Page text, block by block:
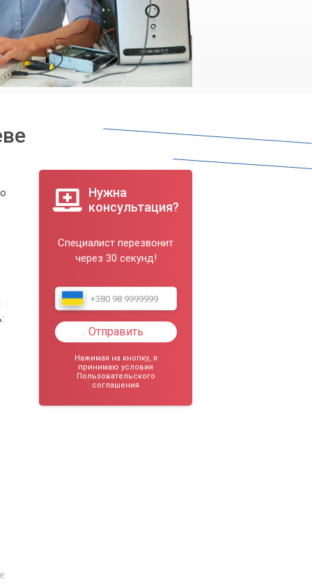
Нужна
консультация?
Специалист перезвонит
через 30 секунд!
Отправить
Нажимая на кнопку, я
принимаю условия
Пользовательского
соглашения